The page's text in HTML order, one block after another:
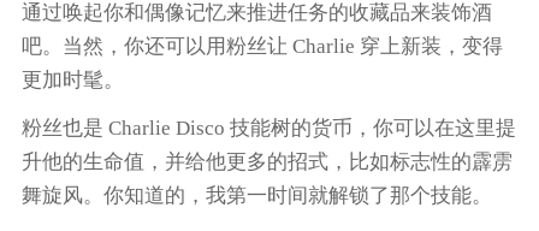
通过唤起你和偶像记忆来推进任务的收藏品来装饰酒
吧。当然，你还可以用粉丝让 Charlie 穿上新装，变得
更加时髦。
粉丝也是 Charlie Disco 技能树的货币，你可以在这里提
升他的生命值，并给他更多的招式，比如标志性的霹雳
舞旋风。你知道的，我第一时间就解锁了那个技能。